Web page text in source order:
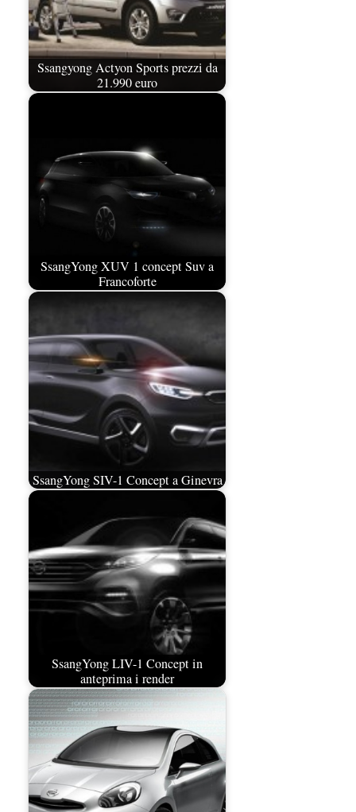
Ssangyong Actyon Sports prezzi da
21.990 euro
SsangYong XUV 1 concept Suv a
Francoforte
SsangYong SIV-1 Concept a Ginevra
SsangYong LIV-1 Concept in
anteprima i render